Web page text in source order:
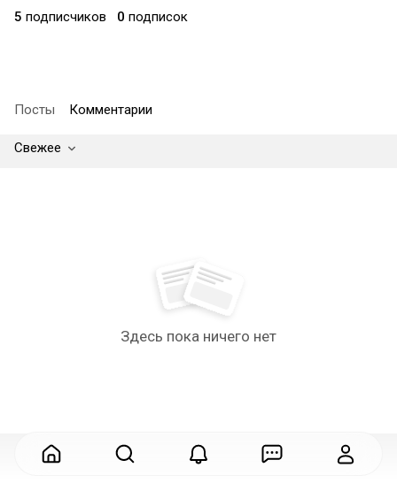
5 подписчиков 0 подписок
Посты Комментарии
Свежее
Здесь пока ничего нет